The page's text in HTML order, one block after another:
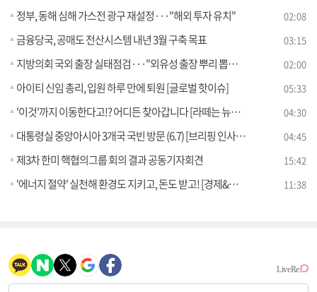
정부, 동해 심해 가스전 광구 재설정···"해외 투자 유치" 02:08
금융당국, 공매도 전산시스템 내년 3월 구축 목표 03:15
지방의회 국외 출장 실태점검···"외유성 출장 뿌리 뽑는다" 02:00
아이티 신임 총리, 입원 하루 만에 퇴원 [글로벌 핫이슈] 05:33
'이것'까지 이동한다고!? 어디든 찾아갑니다 [라떼는 뉴우스] 04:30
대통령실 중앙아시아 3개국 국빈 방문 (6.7) [브리핑 인사이트] 04:45
제3차 한미 핵협의그룹 회의 결과 공동기자회견 15:42
'에너지 절약' 실천해 환경도 지키고, 돈도 받고! [경제&이슈] 11:38